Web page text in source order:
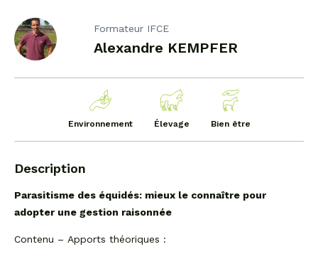
Formateur IFCE
Alexandre KEMPFER
Environnement Élevage Bien être
Description
Parasitisme des équidés: mieux le connaître pour
adopter une gestion raisonnée
Contenu – Apports théoriques :